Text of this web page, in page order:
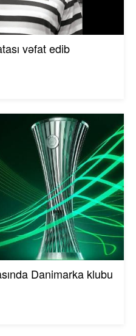
vəfat edib
Danimarka klubu